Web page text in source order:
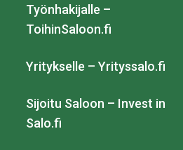
Työnhakijalle –
ToihinSaloon.fi
Yritykselle – Yrityssalo.fi
Sijoitu Saloon – Invest in
Salo.fi